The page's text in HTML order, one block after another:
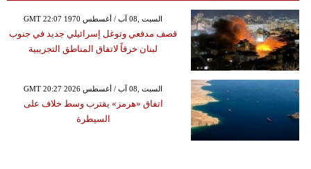
GMT 22:07 1970 السبت ,08 آب / أغسطس
قصف مدفعي وتوغل إسرائيلي جديد في جنوب
لبنان خرقاً لاتفاق المناطق التجريبية
GMT 20:27 2026 السبت ,08 آب / أغسطس
اتفاق «هرمز» يقترب وسط خلاف على
السيطرة